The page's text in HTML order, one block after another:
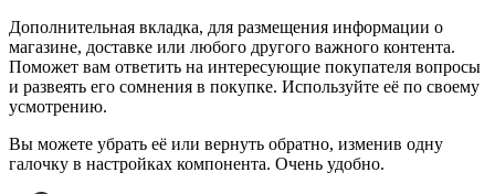
Дополнительная вкладка, для размещения информации о
магазине, доставке или любого другого важного контента.
Поможет вам ответить на интересующие покупателя вопросы
и развеять его сомнения в покупке. Используйте её по своему
усмотрению.
Вы можете убрать её или вернуть обратно, изменив одну
галочку в настройках компонента. Очень удобно.